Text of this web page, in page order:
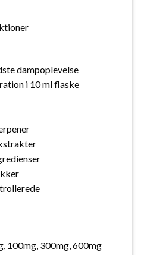
dampoplevelse
i 10 ml flaske
100mg, 300mg, 600mg